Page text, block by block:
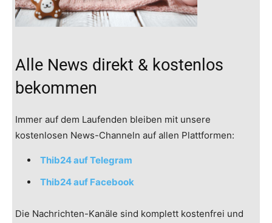
Alle News direkt & kostenlos
bekommen
Immer auf dem Laufenden bleiben mit unsere
kostenlosen News-Channeln auf allen Plattformen:
Thib24 auf Telegram
Thib24 auf Facebook
Die Nachrichten-Kanäle sind komplett kostenfrei und